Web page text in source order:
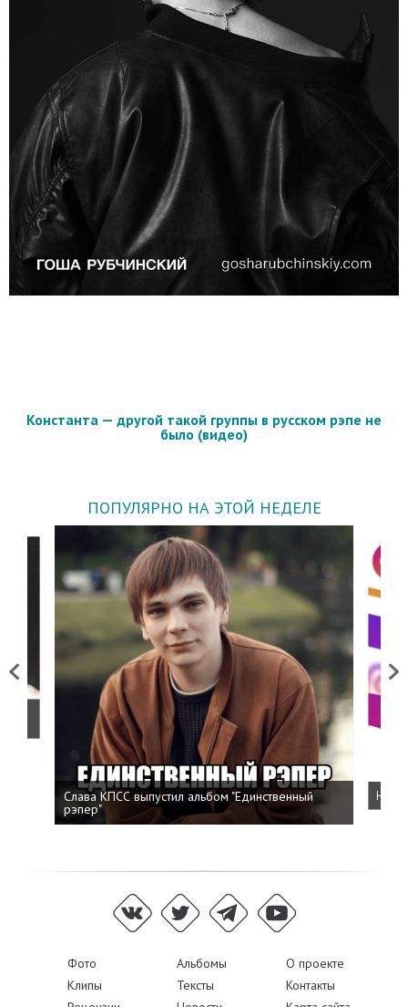
Константа — другой такой группы в русском рэпе не
было (видео)
ПОПУЛЯРНО НА ЭТОЙ НЕДЕЛЕ
Previous
Слава КПСС выпустил альбом "Единственный
рэпер"
Next
Фото Альбомы
О проекте
Клипы
Тексты
Контакты